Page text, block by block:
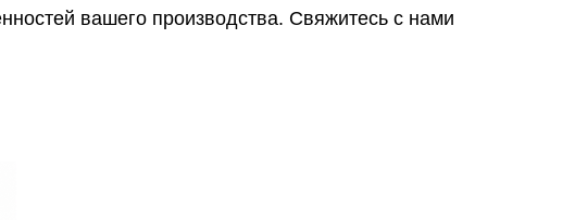
вашего производства. Свяжитесь с нами